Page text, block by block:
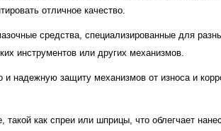
отличное качество.
средства, специализированные для
инструментов или других механизмов.
надежную защиту механизмов от износа и
такой как спреи или шприцы, что облегчает